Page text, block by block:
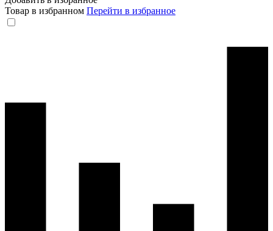
Товар в избранном Перейти в избранное